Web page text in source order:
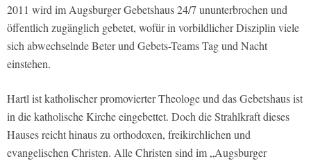
2011 wird im Augsburger Gebetshaus 24/7 ununterbrochen und
öffentlich zugänglich gebetet, wofür in vorbildlicher Disziplin viele
sich abwechselnde Beter und Gebets-Teams Tag und Nacht
einstehen.
Hartl ist katholischer promovierter Theologe und das Gebetshaus ist
in die katholische Kirche eingebettet. Doch die Strahlkraft dieses
Hauses reicht hinaus zu orthodoxen, freikirchlichen und
evangelischen Christen. Alle Christen sind im „Augsburger